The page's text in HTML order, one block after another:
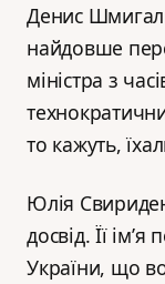
Денис
найдовше
міністра з
то кажуть,
Юлія
досвід. Її
України, що